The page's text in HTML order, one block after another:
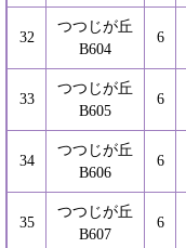
32
つつじが丘
B604
6
33
つつじが丘
B605
6
34
つつじが丘
B606
6
35
つつじが丘
B607
6